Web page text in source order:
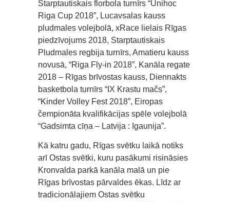
Starptautiskais florbola turnīrs “Unihoc
Riga Cup 2018”, Lucavsalas kauss
pludmales volejbolā, xRace lielais Rīgas
piedzīvojums 2018, Starptautiskais
Pludmales regbija turnīrs, Amatieru kauss
novusā, “Riga Fly-in 2018”, Kanāla regate
2018 – Rīgas brīvostas kauss, Diennakts
basketbola turnīrs “IX Krastu mačs”,
“Kinder Volley Fest 2018”, Eiropas
čempionāta kvalifikācijas spēle volejbolā
“Gadsimta cīņa – Latvija : Igaunija”.
Kā katru gadu, Rīgas svētku laikā notiks
arī Ostas svētki, kuru pasākumi risināsies
Kronvalda parkā kanāla malā un pie
Rīgas brīvostas pārvaldes ēkas. Līdz ar
tradicionālajiem Ostas svētku